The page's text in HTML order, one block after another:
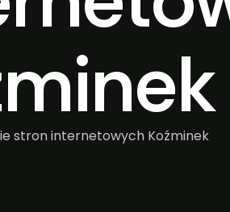
stron internetowych Koźminek